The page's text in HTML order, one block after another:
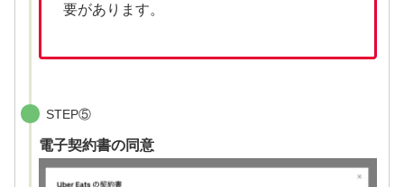
要があります。
STEP⑤
電子契約書の同意